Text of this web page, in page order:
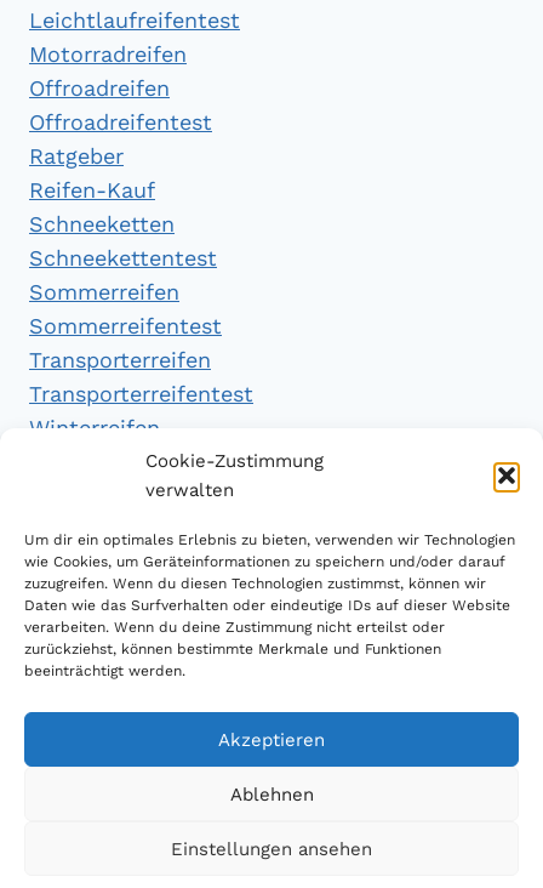
Cookie-Zustimmung
verwalten
Um dir ein optimales Erlebnis zu bieten, verwenden wir Technologien
wie Cookies, um Geräteinformationen zu speichern und/oder darauf
zuzugreifen. Wenn du diesen Technologien zustimmst, können wir
Daten wie das Surfverhalten oder eindeutige IDs auf dieser Website
verarbeiten. Wenn du deine Zustimmung nicht erteilst oder
zurückziehst, können bestimmte Merkmale und Funktionen
beeinträchtigt werden.
Akzeptieren
Ablehnen
Einstellungen ansehen
Leichtlaufreifentest
Motorradreifen
Offroadreifen
Offroadreifentest
Ratgeber
Reifen-Kauf
Schneeketten
Schneekettentest
Sommerreifen
Sommerreifentest
Transporterreifen
Transporterreifentest
Winterreifen
Winterreifentest
Empfehlungen
Handytarifvergleich
Luftsport Magazin